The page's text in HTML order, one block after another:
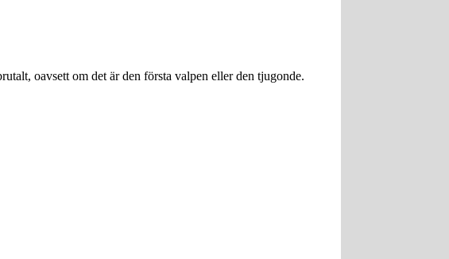
oavsett om det är den första valpen eller den tjugonde.